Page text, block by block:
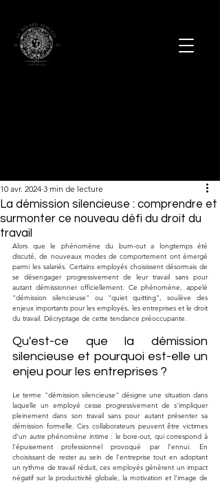
La démission silencieuse : comprendre et
surmonter ce nouveau défi du droit du
travail
10 avr. 2024 3 min de lecture
Alors que le phénomène du burn-out a longtemps été
discuté, de nouveaux modes de comportement ont émergé
parmi les salariés. Certains employés choisissent désormais de
se désengager progressivement de leur travail sans pour
autant démissionner officiellement. Ce phénomène, appelé
"démission silencieuse" ou "quiet quitting", soulève des
enjeux importants pour les employés, les entreprises et le droit
du travail. Décryptage de cette tendance préoccupante.
Qu'est-ce que la démission
silencieuse et pourquoi est-elle un
enjeu pour les entreprises ?
Le terme "démission silencieuse" désigne une situation dans
laquelle un employé cesse progressivement de s'impliquer
pleinement dans son travail sans pour autant présenter sa
démission formelle. Ces collaborateurs peuvent être victimes
d'un autre phénomène intime : le bore-out, qui correspond à
l'épuisement professionnel provoqué par l’ennui. En
choisissant de rester au sein de l'entreprise tout en adoptant
un rythme de travail réduit, ces employés génèrent un impact
négatif sur la productivité globale, la motivation et l'image de